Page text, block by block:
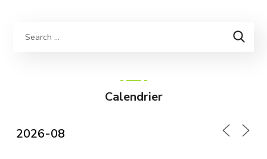
Calendrier